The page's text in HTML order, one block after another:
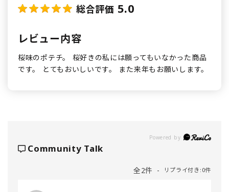
総合評価 5.0
レビュー内容
桜味のポテチ。 桜好きの私には願ってもいなかった商品
です。 とてもおいしいです。 また来年もお願いします。
Powered by
Community Talk
全2件 リプライ付き:0件